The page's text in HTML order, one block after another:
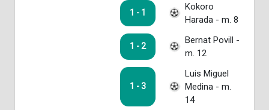
1 - 1
Kokoro
Harada - m. 8
1 - 2
Bernat Povill -
m. 12
1 - 3
Luis Miguel
Medina - m.
14